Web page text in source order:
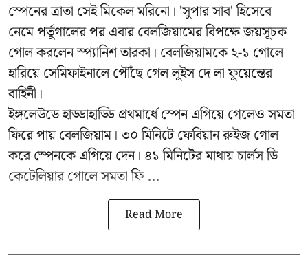
স্পেনের ত্রাতা সেই মিকেল মরিনো। 'সুপার সাব' হিসেবে
নেমে পর্তুগালের পর এবার বেলজিয়ামের বিপক্ষে জয়সূচক
গোল করলেন স্প্যানিশ তারকা। বেলজিয়ামকে ২-১ গোলে
হারিয়ে সেমিফাইনালে পৌঁছে গেল লুইস দে লা ফুয়েন্তের
বাহিনী।
ইঙ্গলেউডে হাড্ডাহাড্ডি প্রথমার্ধে স্পেন এগিয়ে গেলেও সমতা
ফিরে পায় বেলজিয়াম। ৩০ মিনিটে ফেবিয়ান রুইজ গোল
করে স্পেনকে এগিয়ে দেন। ৪১ মিনিটের মাথায় চার্লস ডি
কেটেলিয়ার গোলে সমতা ফি ...
Read More